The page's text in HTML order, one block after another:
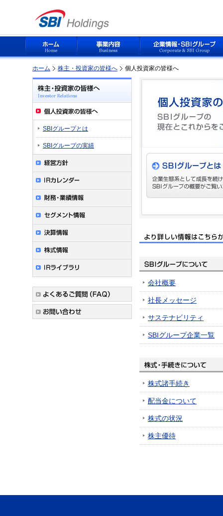
ホーム 株主・投資家の皆様へ 個人投資家の皆様へ
会社概要
社長メッセージ
サステナビリティ
SBIグループ企業一覧
株式諸手続き
配当金について
株式の状況
株主優待
SBIグループとは
SBIグループの実績